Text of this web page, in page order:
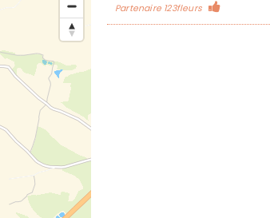
Partenaire 123fleurs